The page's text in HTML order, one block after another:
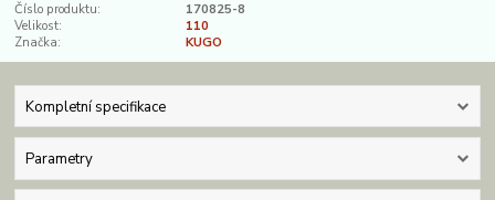
Číslo produktu:
170825-8
Velikost:
110
Značka:
KUGO
Kompletní specifikace
Parametry